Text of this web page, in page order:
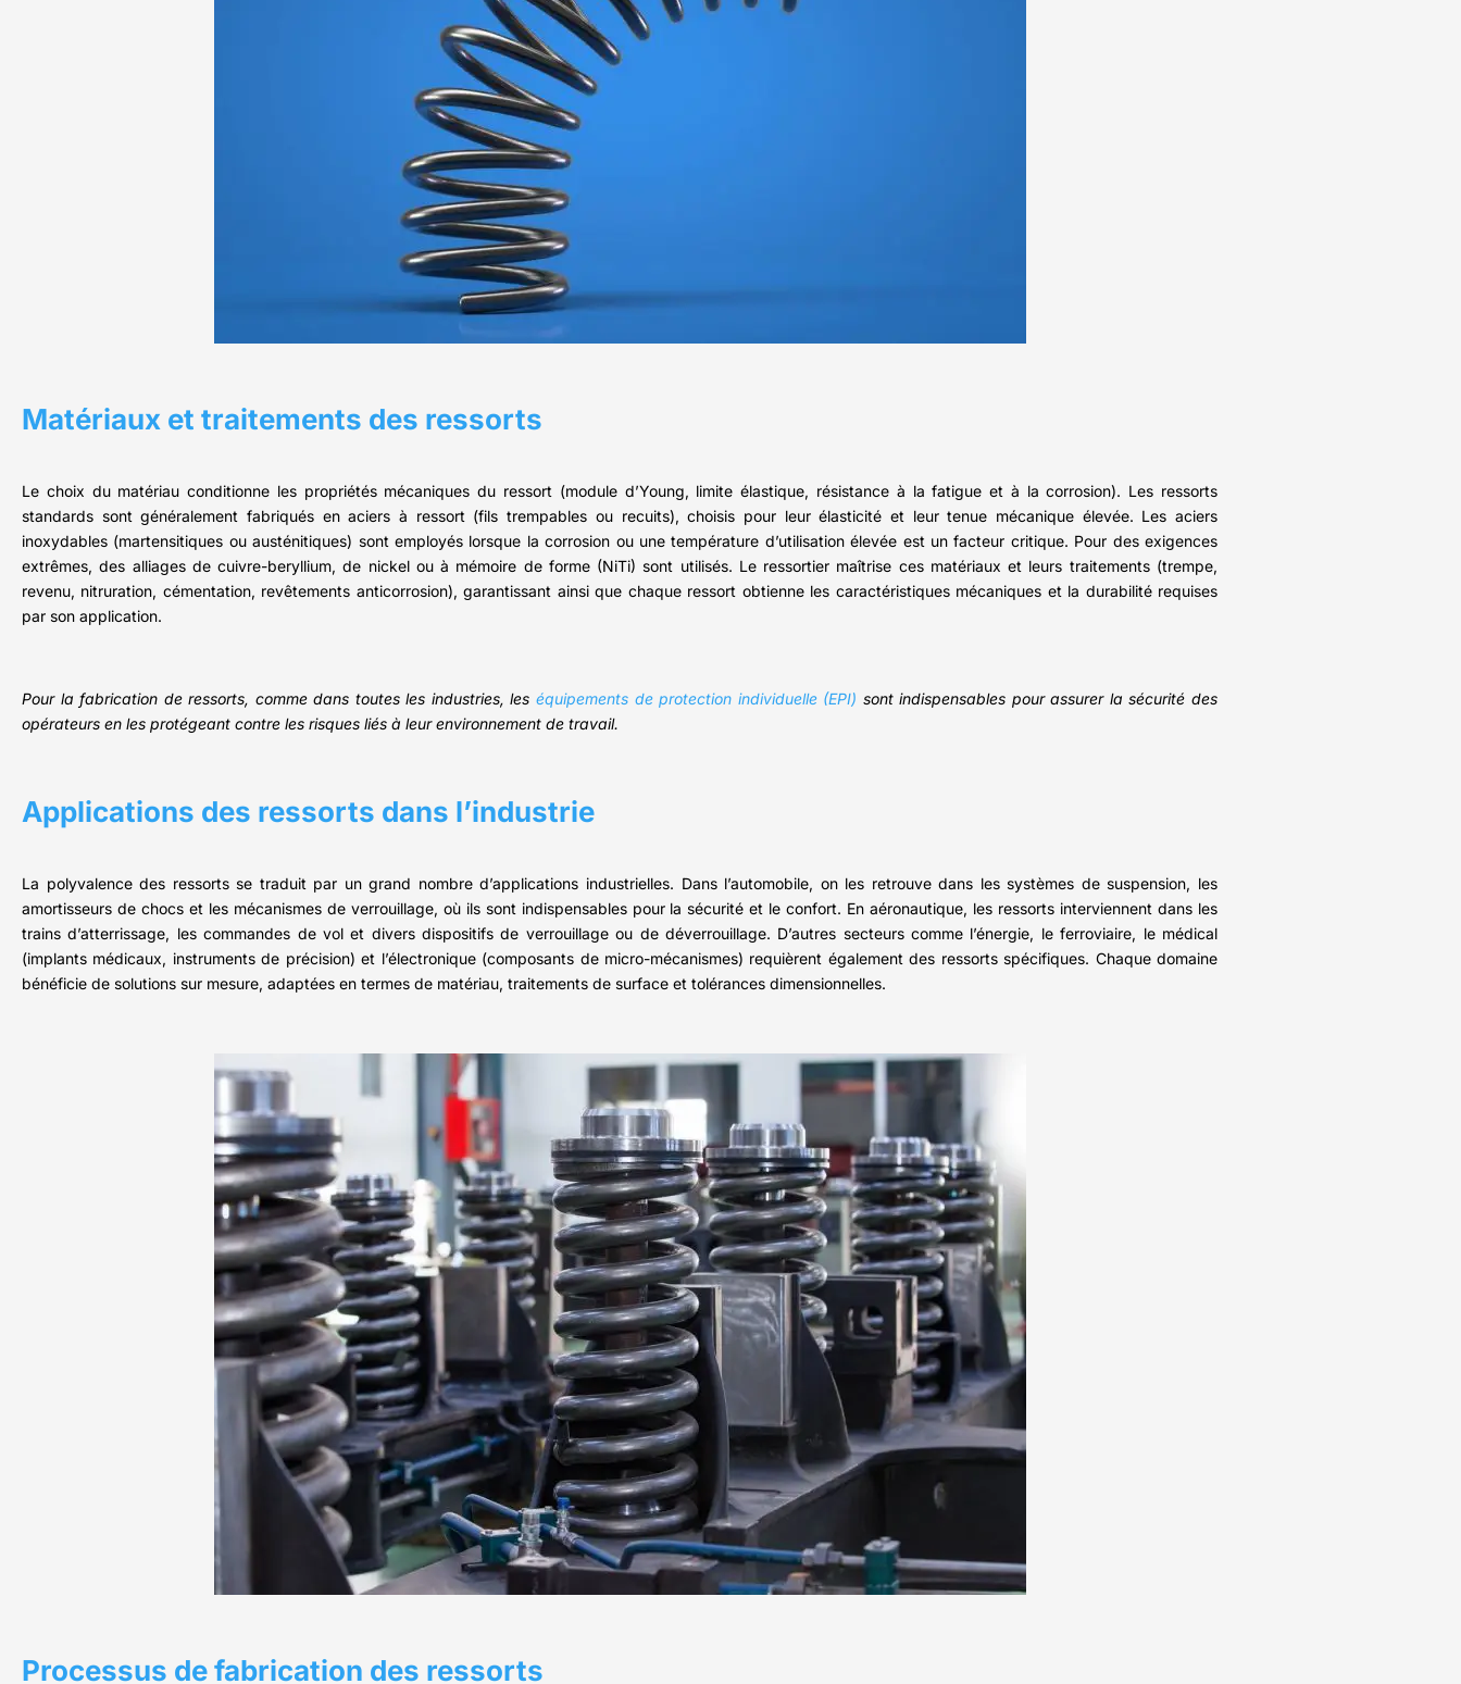
Matériaux et traitements des ressorts
Le choix du matériau conditionne les propriétés mécaniques du ressort (module d’Young, limite élastique, résistance à la fatigue et à la corrosion). Les ressorts
standards sont généralement fabriqués en aciers à ressort (fils trempables ou recuits), choisis pour leur élasticité et leur tenue mécanique élevée. Les aciers
inoxydables (martensitiques ou austénitiques) sont employés lorsque la corrosion ou une température d’utilisation élevée est un facteur critique. Pour des exigences
extrêmes, des alliages de cuivre-beryllium, de nickel ou à mémoire de forme (NiTi) sont utilisés. Le ressortier maîtrise ces matériaux et leurs traitements (trempe,
revenu, nitruration, cémentation, revêtements anticorrosion), garantissant ainsi que chaque ressort obtienne les caractéristiques mécaniques et la durabilité requises
par son application.
Pour la fabrication de ressorts, comme dans toutes les industries, les équipements de protection individuelle (EPI) sont indispensables pour assurer la sécurité des
opérateurs en les protégeant contre les risques liés à leur environnement de travail.
Applications des ressorts dans l’industrie
La polyvalence des ressorts se traduit par un grand nombre d’applications industrielles. Dans l’automobile, on les retrouve dans les systèmes de suspension, les
amortisseurs de chocs et les mécanismes de verrouillage, où ils sont indispensables pour la sécurité et le confort. En aéronautique, les ressorts interviennent dans les
trains d’atterrissage, les commandes de vol et divers dispositifs de verrouillage ou de déverrouillage. D’autres secteurs comme l’énergie, le ferroviaire, le médical
(implants médicaux, instruments de précision) et l’électronique (composants de micro-mécanismes) requièrent également des ressorts spécifiques. Chaque domaine
bénéficie de solutions sur mesure, adaptées en termes de matériau, traitements de surface et tolérances dimensionnelles.
Processus de fabrication des ressorts